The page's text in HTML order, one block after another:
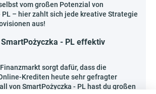
vom großen Potenzial von
PL – hier zahlt sich jede kreative Strategie
aus!
- PL effektiv
sorgt dafür, dass die
Krediten heute sehr gefragter
von SmartPożyczka - PL hast du großen